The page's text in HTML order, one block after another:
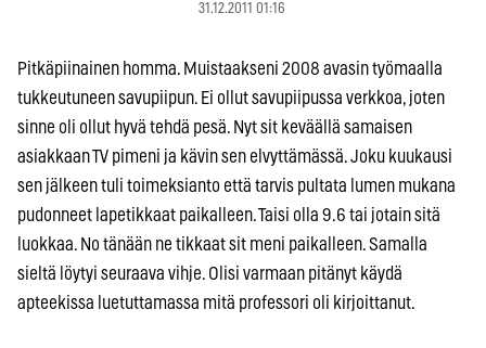
31.12.2011 01:16
Pitkäpiinainen homma. Muistaakseni 2008 avasin työmaalla
tukkeutuneen savupiipun. Ei ollut savupiipussa verkkoa, joten
sinne oli ollut hyvä tehdä pesä. Nyt sit keväällä samaisen
asiakkaan TV pimeni ja kävin sen elvyttämässä. Joku kuukausi
sen jälkeen tuli toimeksianto että tarvis pultata lumen mukana
pudonneet lapetikkaat paikalleen. Taisi olla 9.6 tai jotain sitä
luokkaa. No tänään ne tikkaat sit meni paikalleen. Samalla
sieltä löytyi seuraava vihje. Olisi varmaan pitänyt käydä
apteekissa luetuttamassa mitä professori oli kirjoittanut.